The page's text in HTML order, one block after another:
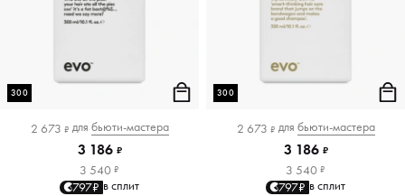
300
2 673 ₽ для бьюти-мастера
3 186 ₽
3 540 ₽
797₽ в сплит
300
2 673 ₽ для бьюти-мастера
3 186 ₽
3 540 ₽
797₽ в сплит